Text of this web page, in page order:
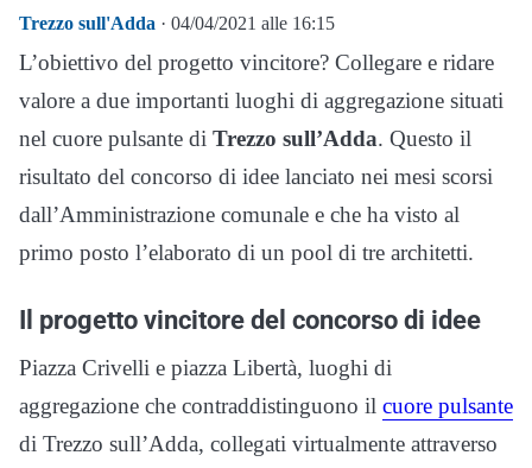
Trezzo sull'Adda · 04/04/2021 alle 16:15
L’obiettivo del progetto vincitore? Collegare e ridare
valore a due importanti luoghi di aggregazione situati
nel cuore pulsante di Trezzo sull’Adda. Questo il
risultato del concorso di idee lanciato nei mesi scorsi
dall’Amministrazione comunale e che ha visto al
primo posto l’elaborato di un pool di tre architetti.
Il progetto vincitore del concorso di idee
Piazza Crivelli e piazza Libertà, luoghi di
aggregazione che contraddistinguono il cuore pulsante
di Trezzo sull’Adda, collegati virtualmente attraverso